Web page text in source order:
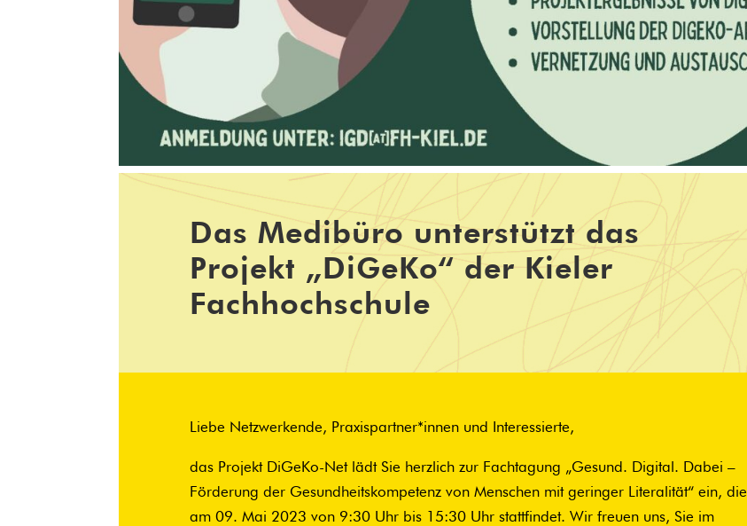
Das Medibüro unterstützt das
Projekt „DiGeKo“ der Kieler
Fachhochschule
Liebe Netzwerkende, Praxispartner*innen und Interessierte,
das Projekt DiGeKo-Net lädt Sie herzlich zur Fachtagung „Gesund. Digital. Dabei –
Förderung der Gesundheitskompetenz von Menschen mit geringer Literalität“ ein, die
am 09. Mai 2023 von 9:30 Uhr bis 15:30 Uhr stattfindet. Wir freuen uns, Sie im